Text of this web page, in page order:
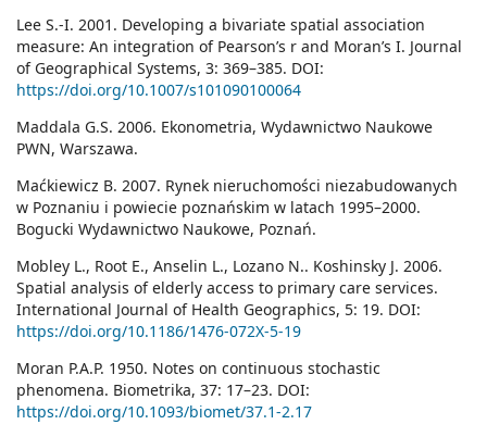
Lee S.-I. 2001. Developing a bivariate spatial association
measure: An integration of Pearson’s r and Moran’s I. Journal
of Geographical Systems, 3: 369–385. DOI:
https://doi.org/10.1007/s101090100064
Maddala G.S. 2006. Ekonometria, Wydawnictwo Naukowe
PWN, Warszawa.
Maćkiewicz B. 2007. Rynek nieruchomości niezabudowanych
w Poznaniu i powiecie poznańskim w latach 1995–2000.
Bogucki Wydawnictwo Naukowe, Poznań.
Mobley L., Root E., Anselin L., Lozano N.. Koshinsky J. 2006.
Spatial analysis of elderly access to primary care services.
International Journal of Health Geographics, 5: 19. DOI:
https://doi.org/10.1186/1476-072X-5-19
Moran P.A.P. 1950. Notes on continuous stochastic
phenomena. Biometrika, 37: 17–23. DOI:
https://doi.org/10.1093/biomet/37.1-2.17